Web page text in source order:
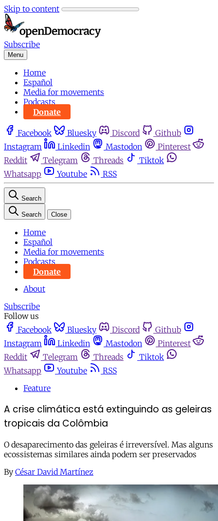
Skip to content
Subscribe
Menu
Home
Español
Media for movements
Podcasts
Donate
Facebook Bluesky Discord
Github
Instagram
Linkedin Mastodon
Pinterest
Reddit
Telegram Threads
Tiktok
Whatsapp
Youtube RSS
Search
Search Close
Home
Español
Media for movements
Podcasts
Donate
About
Subscribe
Follow us
Facebook
Bluesky Discord
Github
Instagram
Linkedin Mastodon
Pinterest
Reddit
Telegram Threads
Tiktok
Whatsapp
Youtube
RSS
Feature
A crise climática está extinguindo as geleiras
tropicais da Colômbia
O desaparecimento das geleiras é irreversível. Mas alguns
ecossistemas similares ainda podem ser preservados
By César David Martínez